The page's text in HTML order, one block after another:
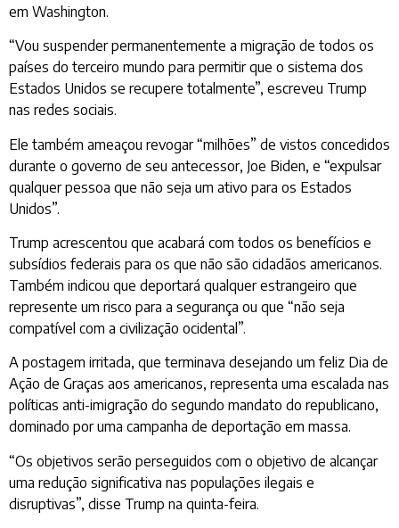
em Washington.
“Vou suspender permanentemente a migração de todos os
países do terceiro mundo para permitir que o sistema dos
Estados Unidos se recupere totalmente”, escreveu Trump
nas redes sociais.
Ele também ameaçou revogar “milhões” de vistos concedidos
durante o governo de seu antecessor, Joe Biden, e “expulsar
qualquer pessoa que não seja um ativo para os Estados
Unidos”.
Trump acrescentou que acabará com todos os benefícios e
subsídios federais para os que não são cidadãos americanos.
Também indicou que deportará qualquer estrangeiro que
represente um risco para a segurança ou que “não seja
compatível com a civilização ocidental”.
A postagem irritada, que terminava desejando um feliz Dia de
Ação de Graças aos americanos, representa uma escalada nas
políticas anti-imigração do segundo mandato do republicano,
dominado por uma campanha de deportação em massa.
“Os objetivos serão perseguidos com o objetivo de alcançar
uma redução significativa nas populações ilegais e
disruptivas”, disse Trump na quinta-feira.